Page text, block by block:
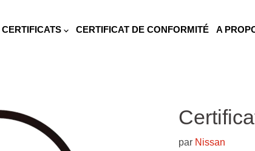
CERTIFICATS CERTIFICAT DE CONFORMITÉ A
par Nissan